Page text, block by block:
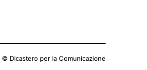
Dicastero per la Comunicazione